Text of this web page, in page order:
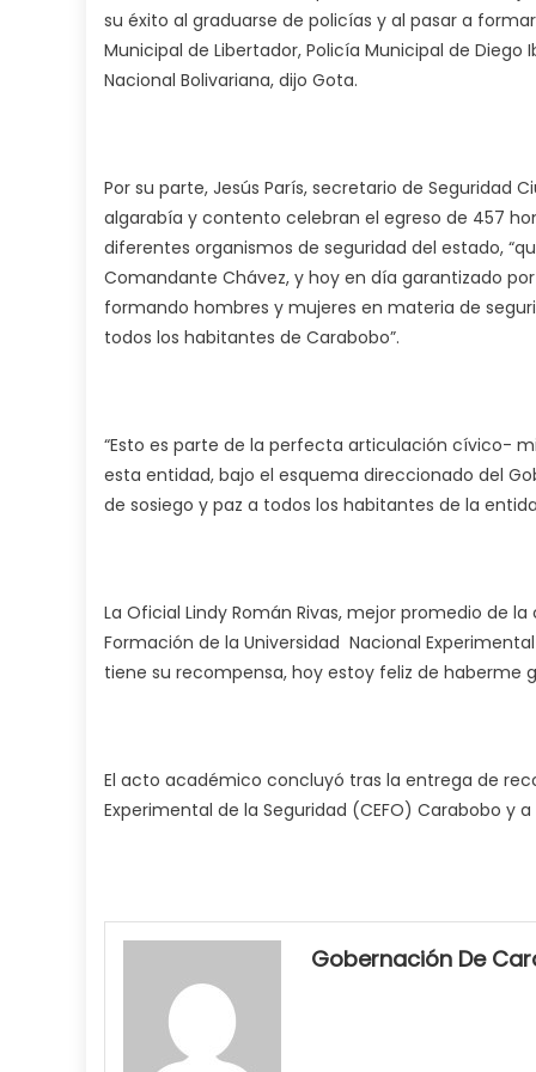
su éxito al graduarse de policías y al pasar a
Municipal de Libertador, Policía Municipal de Diego
Nacional Bolivariana, dijo Gota.
Por su parte, Jesús París, secretario de
algarabía y contento celebran el egreso de 457
diferentes organismos de seguridad del estado,
Comandante Chávez, y hoy en día garantizado
formando hombres y mujeres en materia de
todos los habitantes de Carabobo”.
“Esto es parte de la perfecta articulación cívico-
esta entidad, bajo el esquema direccionado del
de sosiego y paz a todos los habitantes de la
La Oficial Lindy Román Rivas, mejor promedio de
Formación de la Universidad Nacional
tiene su recompensa, hoy estoy feliz de haberme
El acto académico concluyó tras la entrega de
Experimental de la Seguridad (CEFO) Carabobo y
my
neighbor
Gobernación De